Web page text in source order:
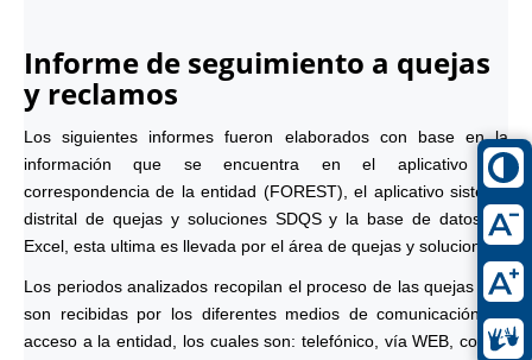
Informe de seguimiento a quejas
y reclamos
Los siguientes informes fueron elaborados con base en la
información que se encuentra en el aplicativo de
correspondencia de la entidad (FOREST), el aplicativo sistema
distrital de quejas y soluciones SDQS y la base de datos en
Excel, esta ultima es llevada por el área de quejas y soluciones.
Los periodos analizados recopilan el proceso de las quejas que
son recibidas por los diferentes medios de comunicación de
acceso a la entidad, los cuales son: telefónico, vía WEB, correo